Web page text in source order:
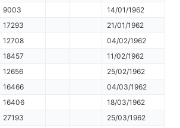
9003
14/01/1962
17293
21/01/1962
12708
04/02/1962
18457
11/02/1962
12656
25/02/1962
16466
04/03/1962
16406
18/03/1962
27193
25/03/1962